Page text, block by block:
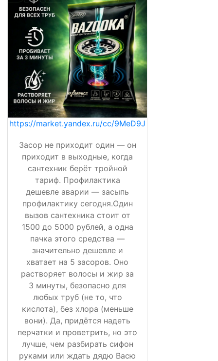
https://market.yandex.ru/cc/9MeD9J
Засор не приходит один — он
приходит в выходные, когда
сантехник берёт тройной
тариф. Профилактика
дешевле аварии — засыпь
профилактику сегодня.Один
вызов сантехника стоит от
1500 до 5000 рублей, а одна
пачка этого средства —
значительно дешевле и
хватает на 5 засоров. Оно
растворяет волосы и жир за
3 минуты, безопасно для
любых труб (не то, что
кислота), без хлора (меньше
вони). Да, придётся надеть
перчатки и проветрить, но это
лучше, чем разбирать сифон
руками или ждать дядю Васю